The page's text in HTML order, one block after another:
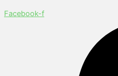
Facebook-f